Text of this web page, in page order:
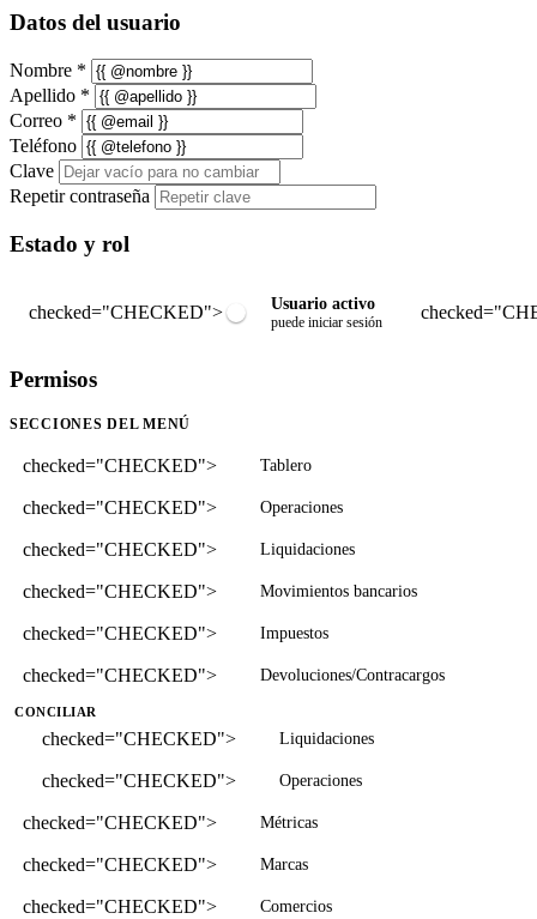
Datos del usuario
Nombre *
Apellido *
Correo *
Teléfono
Clave
Repetir contraseña
Estado y rol
checked="CHECKED"> Usuario activo
puede iniciar sesión
Permisos
SECCIONES DEL MENÚ
checked="CHECKED"> Tablero
checked="CHECKED"> Operaciones
checked="CHECKED"> Liquidaciones
checked="CHECKED"> Movimientos bancarios
checked="CHECKED"> Impuestos
checked="CHECKED"> Devoluciones/Contracargos
CONCILIAR
checked="CHECKED"> Liquidaciones
checked="CHECKED"> Operaciones
checked="CHECKED"> Métricas
checked="CHECKED"> Marcas
checked="CHECKED"> Comercios